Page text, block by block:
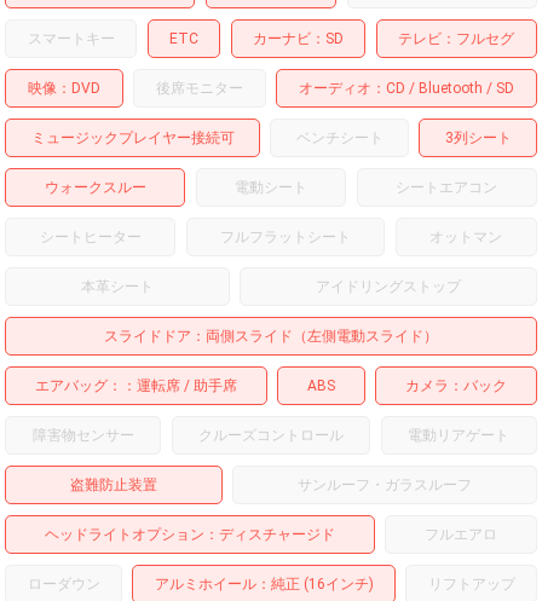
スマートキー ETC カーナビ SD テレビ フルセグ
映像 DVD 後席モニター オーディオ CD Bluetooth SD
ミュージックプレイヤー接続可 ベンチシート 3列シート
ウォークスルー 電動シート シートエアコン
シートヒーター フルフラットシート オットマン
本革シート アイドリングストップ
スライドドア 両側スライド（左側電動スライド）
エアバッグ： 運転席 助手席 ABS カメラ バック
障害物センサー クルーズコントロール 電動リアゲート
盗難防止装置 サンルーフ・ガラスルーフ
ヘッドライトオプション ディスチャージド フルエアロ
ローダウン アルミホイール：純正 (16インチ) リフトアップ